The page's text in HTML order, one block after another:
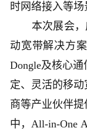
时网络接入等场
本次展会，
动宽带解决方
Dongle及核心
定、灵活的移
商等产业伙伴
中，All-in-One